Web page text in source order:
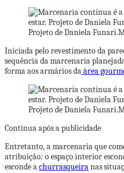
Projeto de Daniela Funari.
Iniciada pelo revestimento da
sequência da marcenaria
forma aos armários daárea
Projeto de Daniela Funari.
Continua após a publicidade
Entretanto, a marcenaria que
atribuição: o espaço interior
esconde achurrasqueiranas